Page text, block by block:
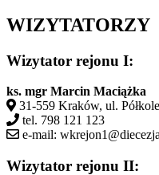
WIZYTATORZY
Wizytator rejonu I:
ks. mgr Marcin Maciążka
31-559 Kraków, ul.
tel. 798 121 123
e-mail:
Wizytator rejonu II: